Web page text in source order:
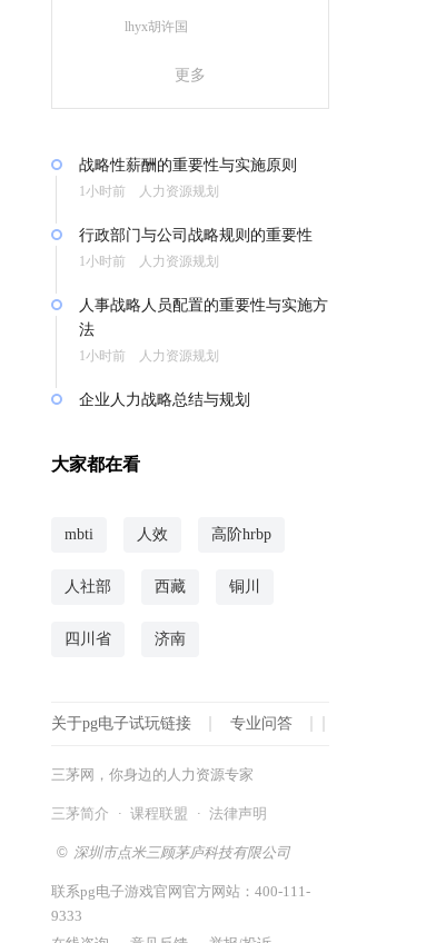
lhyx胡许国
更多
战略性薪酬的重要性与实施原则
1小时前 人力资源规划
行政部门与公司战略规则的重要性
1小时前 人力资源规划
人事战略人员配置的重要性与实施方
法
1小时前 人力资源规划
企业人力战略总结与规划
人事战略规划及其实施方法
华为产品战略规划价值
1小时前 人力资源规划
争力
企业培训：围绕战略目标建设高效团
1小时前 人力资源规划
hr如何有效支撑战略目标实现
大家都在看
mbti 人效 高阶hrbp
人社部 西藏 铜川
四川省 济南
关于pg电子试玩链接 专业问答
三茅网，你身边的人力资源专家
三茅简介 · 课程联盟 · 法律声明
© 深圳市点米三顾茅庐科技有限公司
联系pg电子游戏官网官方网站：400-111-
9333